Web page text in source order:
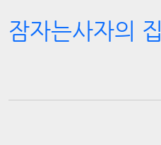
잠자는사자의 집